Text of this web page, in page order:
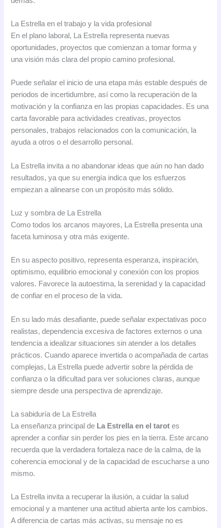
La Estrella en el trabajo y la vida profesional
En el plano laboral, La Estrella representa nuevas
oportunidades, proyectos que comienzan a tomar forma y
una visión más clara del propio camino profesional.
Puede señalar el inicio de una etapa más estable después de
periodos de incertidumbre, así como la recuperación de la
motivación y la confianza en las propias capacidades. Es una
carta favorable para actividades creativas, proyectos
personales, trabajos relacionados con la comunicación, la
ayuda a otros o el desarrollo personal.
La Estrella invita a no abandonar ideas que aún no han dado
resultados, ya que su energía indica que los esfuerzos
empiezan a alinearse con un propósito más sólido.
Luz y sombra de La Estrella
Como todos los arcanos mayores, La Estrella presenta una
faceta luminosa y otra más exigente.
En su aspecto positivo, representa esperanza, inspiración,
optimismo, equilibrio emocional y conexión con los propios
valores. Favorece la autoestima, la serenidad y la capacidad
de confiar en el proceso de la vida.
En su lado más desafiante, puede señalar expectativas poco
realistas, dependencia excesiva de factores externos o una
tendencia a idealizar situaciones sin atender a los detalles
prácticos. Cuando aparece invertida o acompañada de cartas
complejas, La Estrella puede advertir sobre la pérdida de
confianza o la dificultad para ver soluciones claras, aunque
siempre desde una perspectiva de aprendizaje.
La sabiduría de La Estrella
La enseñanza principal de La Estrella en el tarot es
aprender a confiar sin perder los pies en la tierra. Este arcano
recuerda que la verdadera fortaleza nace de la calma, de la
coherencia emocional y de la capacidad de escucharse a uno
mismo.
La Estrella invita a recuperar la ilusión, a cuidar la salud
emocional y a mantener una actitud abierta ante los cambios.
A diferencia de cartas más activas, su mensaje no es